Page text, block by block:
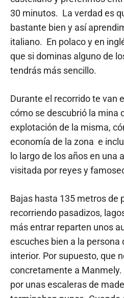
30 minutos. La verdad es
bastante bien y así
italiano. En polaco y en
que si dominas alguno de
tendrás más sencillo.
Durante el recorrido te van
cómo se descubrió la mina
explotación de la misma,
economía de la zona e
lo largo de los años en una
visitada por reyes y
Bajas hasta 135 metros de
recorriendo pasadizos,
más entrar reparten unos
escuches bien a la persona
interior. Por supuesto, que
concretamente a
por unas escaleras de